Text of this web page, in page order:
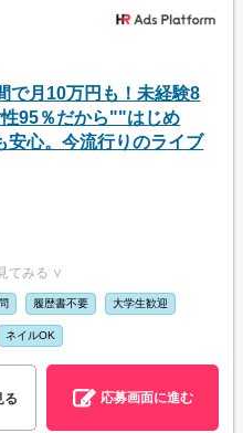
で月10万円も！未経験8
95％だから""はじめ
安心。今流行りのライブ
てみる ∨
履歴書不要 大学生歓迎
ネイルOK
る 応募画面に進む